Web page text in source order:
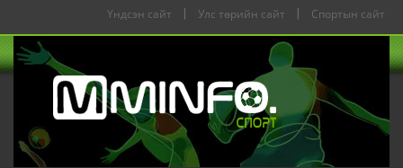
Үндсэн сайт Улс төрийн сайт Спортын сайт